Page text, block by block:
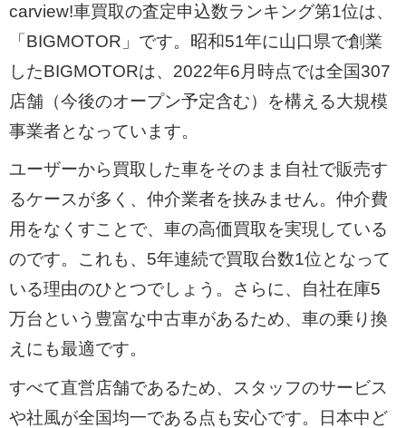
carview!車買取の査定申込数ランキング第1位は、
「BIGMOTOR」です。昭和51年に山口県で創業
したBIGMOTORは、2022年6月時点では全国307
店舗（今後のオープン予定含む）を構える大規模
事業者となっています。
ユーザーから買取した車をそのまま自社で販売す
るケースが多く、仲介業者を挟みません。仲介費
用をなくすことで、車の高価買取を実現している
のです。これも、5年連続で買取台数1位となって
いる理由のひとつでしょう。さらに、自社在庫5
万台という豊富な中古車があるため、車の乗り換
えにも最適です。
すべて直営店舗であるため、スタッフのサービス
や社風が全国均一である点も安心です。日本中ど